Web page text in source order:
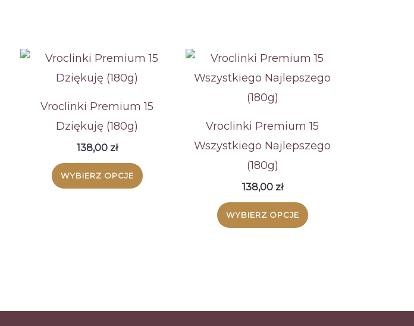
Vroclinki Premium 15
Dziękuję (180g)
138,00 zł
WYBIERZ OPCJE
Vroclinki Premium 15
Wszystkiego Najlepszego
(180g)
138,00 zł
WYBIERZ OPCJE